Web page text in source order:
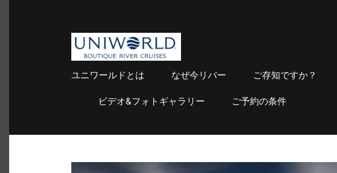
uniworld
ユニワールドとは なぜ今リバー ご存知ですか？
ビデオ&フォトギャラリー ご予約の条件